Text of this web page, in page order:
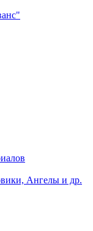
Ангелы и др.